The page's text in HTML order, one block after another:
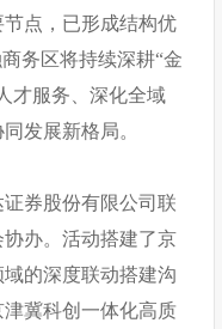
点，已形成结构优
务区将持续深耕“金
才服务、深化全域
发展新格局。
券股份有限公司联
办。活动搭建了京
的深度联动搭建沟
冀科创一体化高质